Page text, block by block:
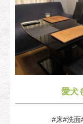
愛犬
#床#洗面